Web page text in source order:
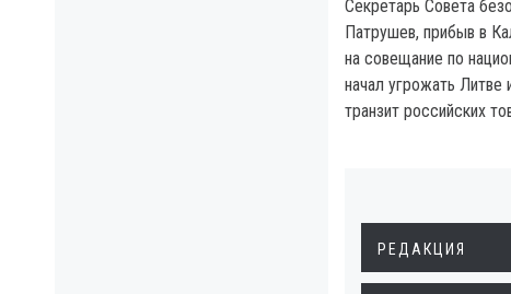
Секретарь Совета
Патрушев, прибыв в
на совещание по
начал угрожать Литве
транзит российских
РЕДАКЦИЯ